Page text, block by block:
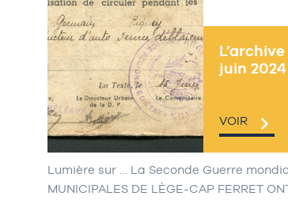
juin 2024
VOIR
Lumière sur … La Seconde Guerre
MUNICIPALES DE LÈGE-CAP FERRET